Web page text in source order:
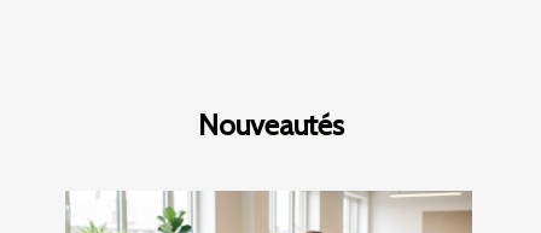
Nouveautés